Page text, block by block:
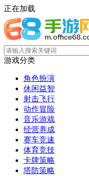
正在加载
游戏分类
角色扮演
休闲益智
射击飞行
动作冒险
音乐游戏
经营养成
赛车竞速
体育竞技
卡牌策略
塔防策略